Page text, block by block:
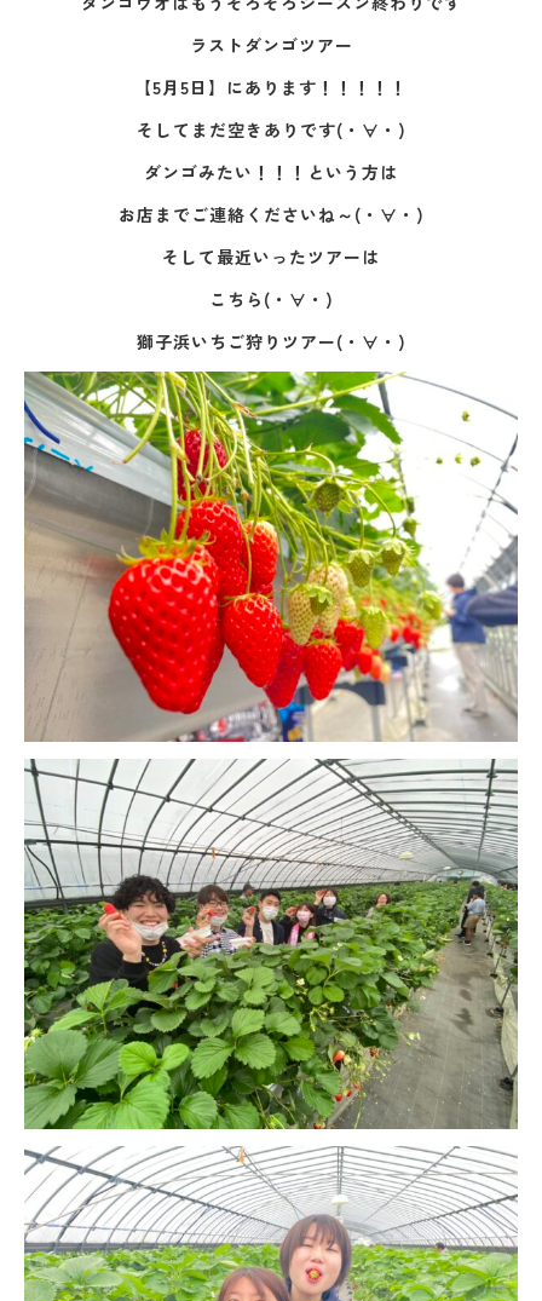
ラストダンゴツアー
【5月5日】にあります！！！！！
そしてまだ空きありです(・∀・)
ダンゴみたい！！！という方は
お店までご連絡くださいね～(・∀・)
そして最近いったツアーは
こちら(・∀・)
獅子浜いちご狩りツアー(・∀・)